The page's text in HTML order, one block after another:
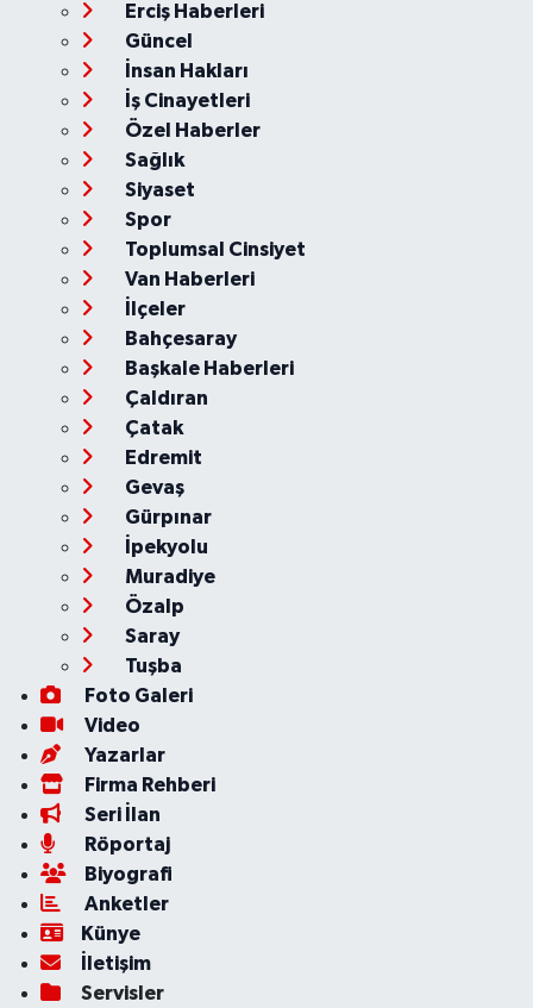
Erciş Haberleri
Güncel
İnsan Hakları
İş Cinayetleri
Özel Haberler
Sağlık
Siyaset
Spor
Toplumsal Cinsiyet
Van Haberleri
İlçeler
Bahçesaray
Başkale Haberleri
Çaldıran
Çatak
Edremit
Gevaş
Gürpınar
İpekyolu
Muradiye
Özalp
Saray
Tuşba
Foto Galeri
Video
Yazarlar
Firma Rehberi
Seri İlan
Röportaj
Biyografi
Anketler
Künye
İletişim
Servisler